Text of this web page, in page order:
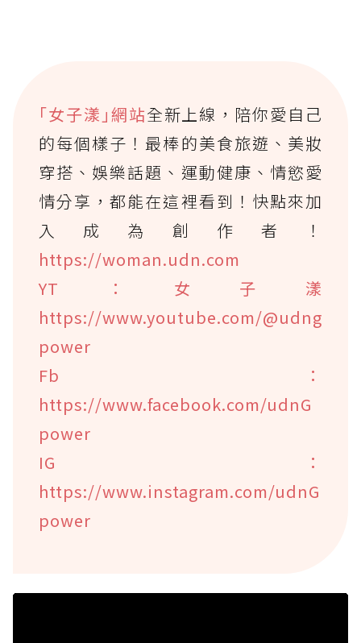
｢女子漾｣網站全新上線，陪你愛自己
的每個樣子！最棒的美食旅遊、美妝
穿搭、娛樂話題、運動健康、情慾愛
情分享，都能在這裡看到！快點來加
入成為創作者！
https://woman.udn.com
YT：女子漾
https://www.youtube.com/@udng
power
Fb：
https://www.facebook.com/udnG
power
IG：
https://www.instagram.com/udnG
power